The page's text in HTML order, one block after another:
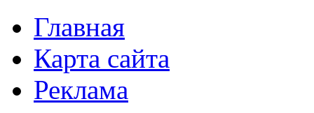
Главная
Карта сайта
Реклама